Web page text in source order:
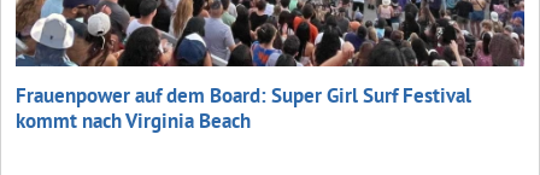
Frauenpower auf dem Board: Super Girl Surf Festival
kommt nach Virginia Beach